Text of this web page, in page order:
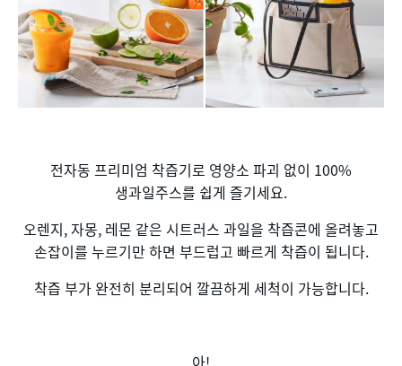
전자동 프리미엄 착즙기로 영양소 파괴 없이 100%
생과일주스를 쉽게 즐기세요.
오렌지, 자몽, 레몬 같은 시트러스 과일을 착즙콘에 올려놓고
손잡이를 누르기만 하면 부드럽고 빠르게 착즙이 됩니다.
착즙 부가 완전히 분리되어 깔끔하게 세척이 가능합니다.
아!